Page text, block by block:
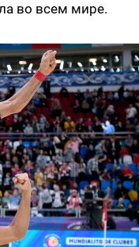
во всем мире.